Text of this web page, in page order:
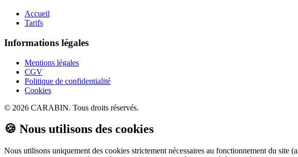
Accueil
Tarifs
Informations légales
Mentions légales
CGV
Politique de confidentialité
Cookies
© 2026 CARABIN. Tous droits réservés.
🍪 Nous utilisons des cookies
Nous utilisons uniquement des cookies strictement nécessaires au fonctionnement du